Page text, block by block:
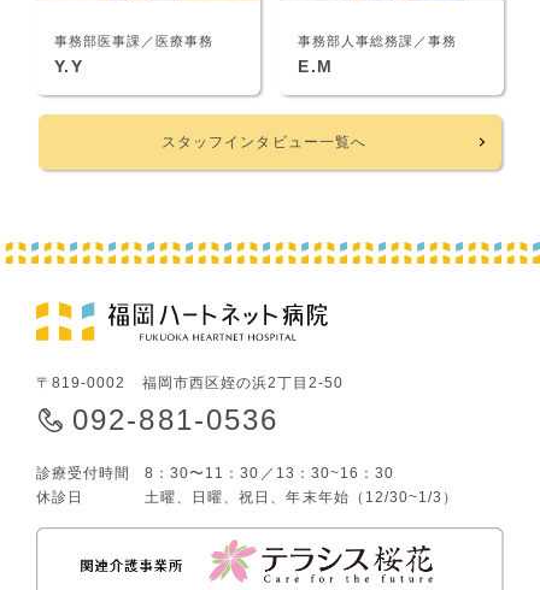
事務部医事課／医療事務
Y.Y
事務部人事総務課／事務
E.M
スタッフインタビュー一覧へ
〒819-0002 福岡市西区姪の浜2丁目2-50
092-881-0536
診療受付時間
8：30〜11：30／13：30~16：30
休診日
土曜、日曜、祝日、年末年始（12/30~1/3）